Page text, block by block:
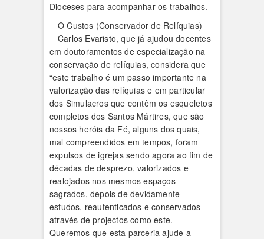
Dioceses para acompanhar os trabalhos.
O Custos (Conservador de Relíquias)
Carlos Evaristo, que já ajudou docentes
em doutoramentos de especialização na
conservação de relíquias, considera que
“este trabalho é um passo importante na
valorização das relíquias e em particular
dos Simulacros que contêm os esqueletos
completos dos Santos Mártires, que são
nossos heróis da Fé, alguns dos quais,
mal compreendidos em tempos, foram
expulsos de igrejas sendo agora ao fim de
décadas de desprezo, valorizados e
realojados nos mesmos espaços
sagrados, depois de devidamente
estudos, reautenticados e conservados
através de projectos como este.
Queremos que esta parceria ajude a